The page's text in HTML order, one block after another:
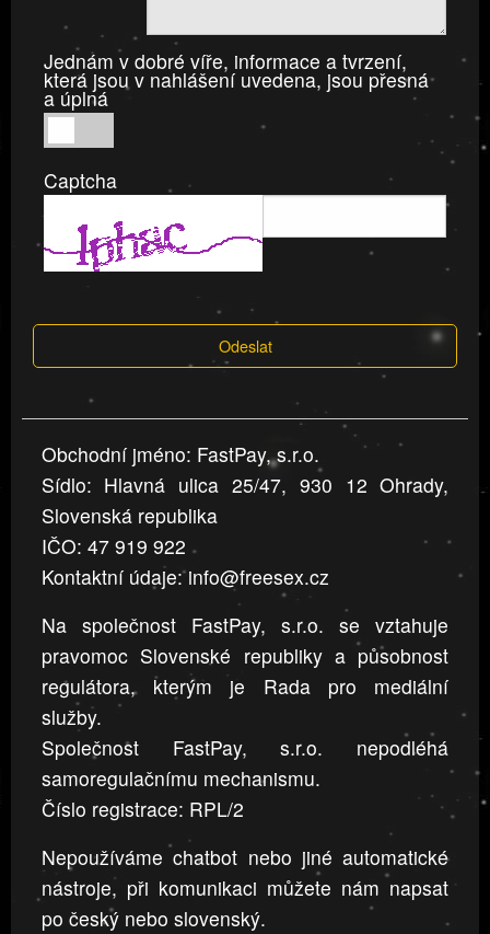
Jednám v dobré víře, informace a tvrzení,
která jsou v nahlášení uvedena, jsou přesná
a úplná
v
dobré
informace
v
nahlášení
jsou
přesná
a
úplná
Captcha
Odeslat
Obchodní jméno: FastPay, s.r.o.
Sídlo: Hlavná ulica 25/47, 930 12 Ohrady,
Slovenská republika
IČO: 47 919 922
Kontaktní údaje: info@freesex.cz
Na společnost FastPay, s.r.o. se vztahuje
pravomoc Slovenské republiky a působnost
regulátora, kterým je Rada pro mediální
služby.
Společnost FastPay, s.r.o. nepodléhá
samoregulačnímu mechanismu.
Číslo registrace: RPL/2
Nepoužíváme chatbot nebo jiné automatické
nástroje, při komunikaci můžete nám napsat
po český nebo slovenský.